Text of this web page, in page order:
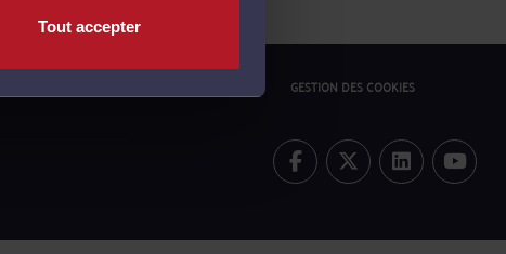
Tout accepter
GESTION DES COOKIES